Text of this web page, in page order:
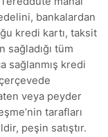
bankalardan
kredi kartı, taksit
tüm
sağlanmış kredi
veya peyder
tarafları
peşin satıştır.